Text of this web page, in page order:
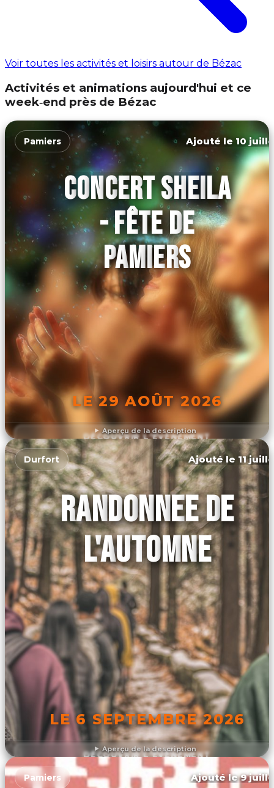
Voir toutes les activités et loisirs autour de Bézac
Activités et animations aujourd'hui et ce
week‑end près de Bézac
Aperçu de la description
Pamiers Ajouté le 10
CONCERT SHEILA
- FÊTE DE
PAMIERS
LE 29 AOÛT 2026
DÉCOUVRIR L'ÉVÉNEMENT
Aperçu de la description
Durfort Ajouté le 11
RANDONNEE DE
L'AUTOMNE
LE 6 SEPTEMBRE 2026
DÉCOUVRIR L'ÉVÉNEMENT
Pamiers Ajouté le 9